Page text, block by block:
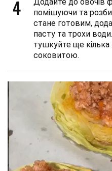
4
помішуючи та
стане готовим,
пасту та трохи
тушкуйте ще
соковитою.